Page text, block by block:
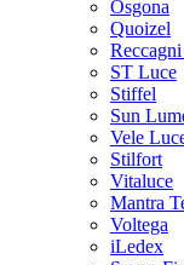
Osgona
Quoizel
ST Luce
Stiffel
Sun
Vele
Stilfort
Vitaluce
Mantra
Voltega
iLedex